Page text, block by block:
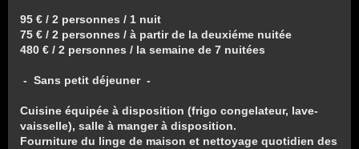
95 € / 2 personnes / 1 nuit
75 € / 2 personnes / à partir de la deuxiéme nuitée
480 € / 2 personnes / la semaine de 7 nuitées
- Sans petit déjeuner -
Cuisine équipée à disposition (frigo congelateur, lave-
vaisselle), salle à manger à disposition.
Fourniture du linge de maison et nettoyage quotidien des